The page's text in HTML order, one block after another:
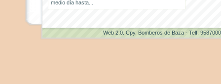
medio día hasta...
Web 2.0 . Cpy. Bomberos de Baza - Telf.